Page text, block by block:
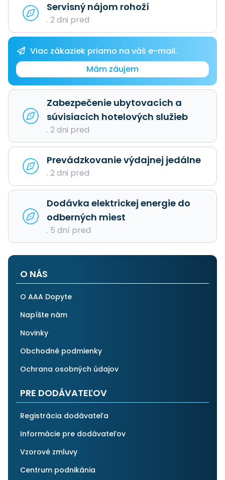
Servisný nájom rohoží
. 2 dni pred
Viac zákaziek priamo na váš e-mail.
Mám záujem
Zabezpečenie ubytovacích a
súvisiacich hotelových služieb
. 2 dni pred
Prevádzkovanie výdajnej jedálne
. 2 dni pred
Dodávka elektrickej energie do
odberných miest
. 5 dní pred
O NÁS
O AAA Dopyte
Napíšte nám
Novinky
Obchodné podmienky
Ochrana osobných údajov
PRE DODÁVATEĽOV
Registrácia dodávateľa
Informácie pre dodávateľov
Vzorové zmluvy
Centrum podnikánia